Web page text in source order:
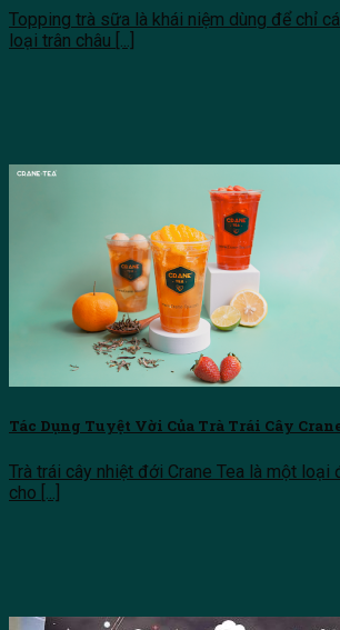
Topping trà sữa là khái niệm dùng để chỉ
loại trân châu [...]
Tác Dụng Tuyệt Vời Của Trà Trái Cây
Trà trái cây nhiệt đới Crane Tea là một loại
cho [...]